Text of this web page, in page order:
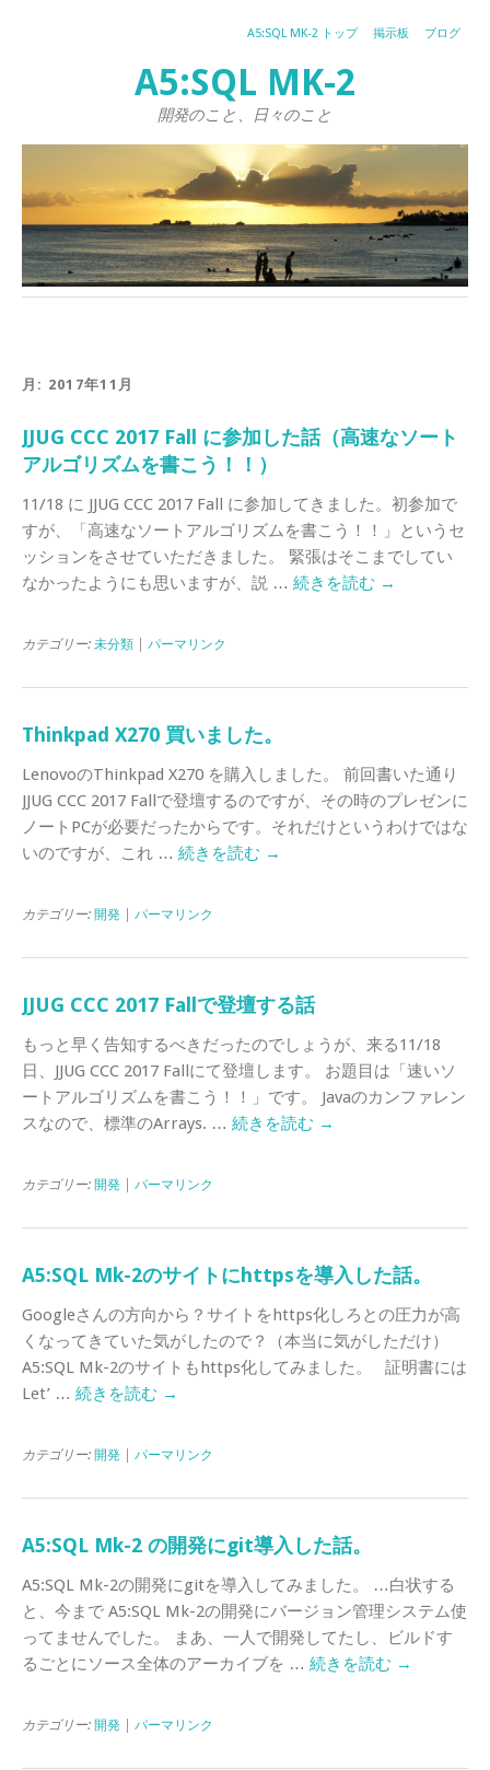
A5:SQL MK-2 トップ 掲示板 ブログ
A5:SQL MK-2
開発のこと、日々のこと
月: 2017年11月
JJUG CCC 2017 Fall に参加した話（高速なソート
アルゴリズムを書こう！！）
11/18 に JJUG CCC 2017 Fall に参加してきました。初参加で
すが、「高速なソートアルゴリズムを書こう！！」というセ
ッションをさせていただきました。 緊張はそこまでしてい
なかったようにも思いますが、説 … 続きを読む →
カテゴリー: 未分類 パーマリンク
Thinkpad X270 買いました。
LenovoのThinkpad X270 を購入しました。 前回書いた通り
JJUG CCC 2017 Fallで登壇するのですが、その時のプレゼンに
ノートPCが必要だったからです。それだけというわけではな
いのですが、これ … 続きを読む →
カテゴリー: 開発 パーマリンク
JJUG CCC 2017 Fallで登壇する話
もっと早く告知するべきだったのでしょうが、来る11/18
日、JJUG CCC 2017 Fallにて登壇します。 お題目は「速いソ
ートアルゴリズムを書こう！！」です。 Javaのカンファレン
スなので、標準のArrays. … 続きを読む →
カテゴリー: 開発 パーマリンク
A5:SQL Mk-2のサイトにhttpsを導入した話。
Googleさんの方向から？サイトをhttps化しろとの圧力が高
くなってきていた気がしたので？（本当に気がしただけ）
A5:SQL Mk-2のサイトもhttps化してみました。 証明書には
Let’ … 続きを読む →
カテゴリー: 開発 パーマリンク
A5:SQL Mk-2 の開発にgit導入した話。
A5:SQL Mk-2の開発にgitを導入してみました。 …白状する
と、今まで A5:SQL Mk-2の開発にバージョン管理システム使
ってませんでした。 まあ、一人で開発してたし、ビルドす
るごとにソース全体のアーカイブを … 続きを読む →
カテゴリー: 開発 パーマリンク